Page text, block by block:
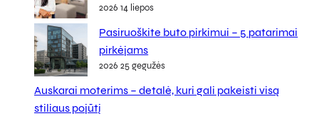
2026 14 liepos
Pasiruoškite buto pirkimui – 5 patarimai
pirkėjams
2026 25 gegužės
Auskarai moterims – detalė, kuri gali pakeisti visą
stiliaus pojūtį